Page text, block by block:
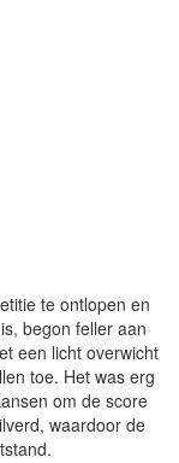
te ontlopen en
begon feller aan
een licht overwicht
toe. Het was erg
om de score
waardoor de